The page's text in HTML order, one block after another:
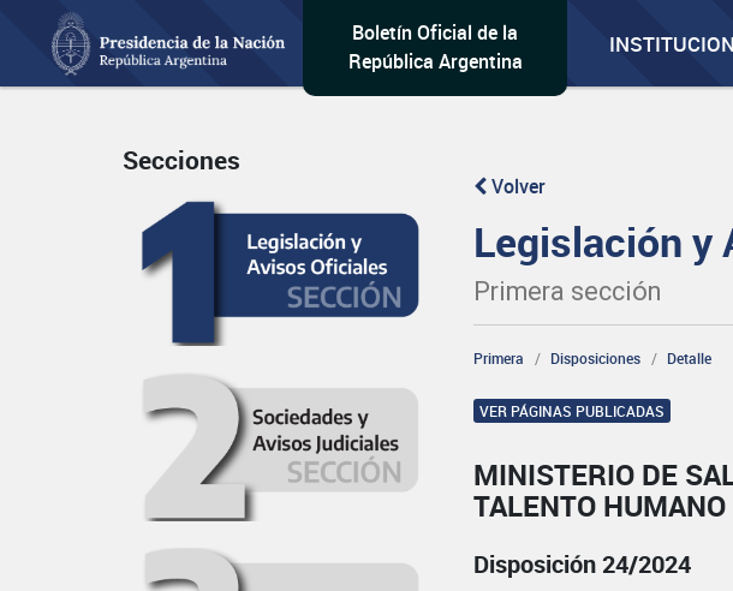
Boletín Oficial de la
República Argentina
Secciones
Volver
Legislación y
Primera sección
Primera Disposiciones Detalle
VER PÁGINAS PUBLICADAS
MINISTERIO DE
TALENTO
Disposición 24/2024